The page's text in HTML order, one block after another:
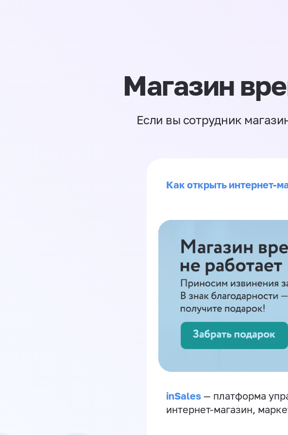
Магазин
Если вы сотрудник
Как открыть интернет-
inSales — платформа
интернет-магазин,